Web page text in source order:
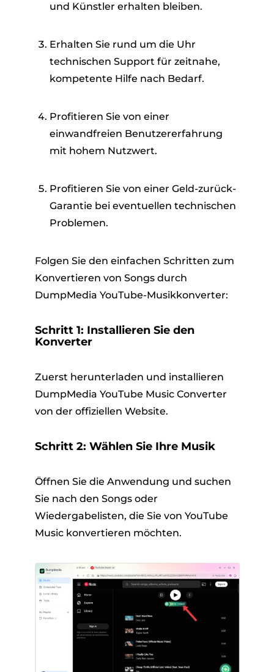
und Künstler erhalten bleiben.
Erhalten Sie rund um die Uhr
technischen Support für zeitnahe,
kompetente Hilfe nach Bedarf.
Profitieren Sie von einer
einwandfreien Benutzererfahrung
mit hohem Nutzwert.
Profitieren Sie von einer Geld-zurück-
Garantie bei eventuellen technischen
Problemen.
Folgen Sie den einfachen Schritten zum
Konvertieren von Songs durch
DumpMedia YouTube-Musikkonverter:
Schritt 1: Installieren Sie den
Konverter
Zuerst herunterladen und installieren
DumpMedia YouTube Music Converter
von der offiziellen Website.
Schritt 2: Wählen Sie Ihre Musik
Öffnen Sie die Anwendung und suchen
Sie nach den Songs oder
Wiedergabelisten, die Sie von YouTube
Music konvertieren möchten.